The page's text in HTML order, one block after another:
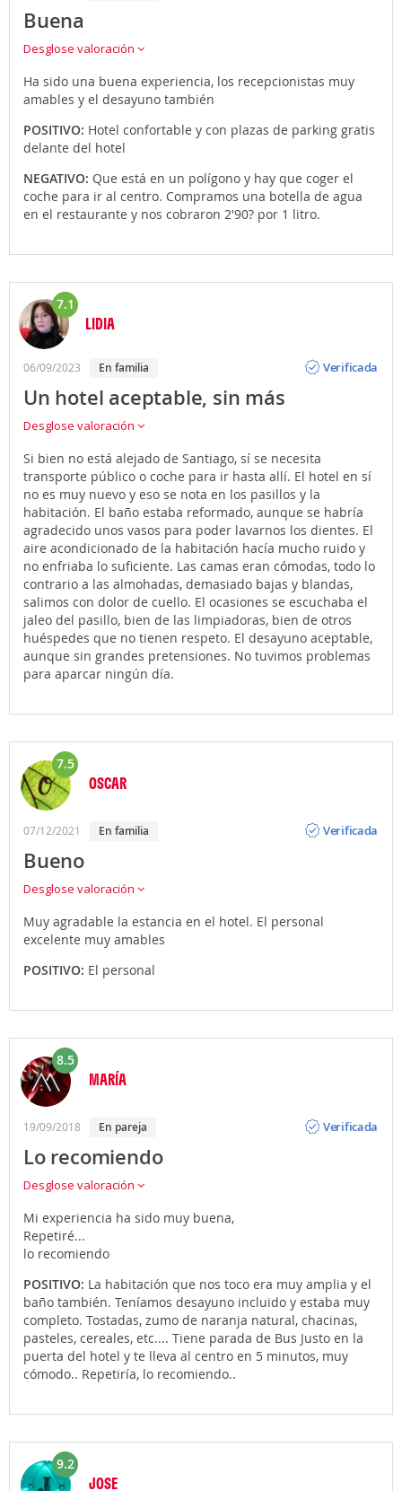
Buena
Desglose valoración
Ha sido una buena experiencia, los recepcionistas muy
amables y el desayuno también
POSITIVO: Hotel confortable y con plazas de parking gratis
delante del hotel
NEGATIVO: Que está en un polígono y hay que coger el
coche para ir al centro. Compramos una botella de agua
en el restaurante y nos cobraron 2'90? por 1 litro.
7.1
LIDIA
06/09/2023 en familia
Verificada
Un hotel aceptable, sin más
Desglose valoración
Si bien no está alejado de Santiago, sí se necesita
transporte público o coche para ir hasta allí. El hotel en sí
no es muy nuevo y eso se nota en los pasillos y la
habitación. El baño estaba reformado, aunque se habría
agradecido unos vasos para poder lavarnos los dientes. El
aire acondicionado de la habitación hacía mucho ruido y
no enfriaba lo suficiente. Las camas eran cómodas, todo lo
contrario a las almohadas, demasiado bajas y blandas,
salimos con dolor de cuello. El ocasiones se escuchaba el
jaleo del pasillo, bien de las limpiadoras, bien de otros
huéspedes que no tienen respeto. El desayuno aceptable,
aunque sin grandes pretensiones. No tuvimos problemas
para aparcar ningún día.
7.5
OSCAR
07/12/2021 en familia
Verificada
Bueno
Desglose valoración
Muy agradable la estancia en el hotel. El personal
excelente muy amables
POSITIVO: El personal
8.5
MARÍA
19/09/2018 en pareja
Verificada
Lo recomiendo
Desglose valoración
Mi experiencia ha sido muy buena,
Repetiré...
lo recomiendo
POSITIVO: La habitación que nos toco era muy amplia y el
baño también. Teníamos desayuno incluido y estaba muy
completo. Tostadas, zumo de naranja natural, chacinas,
pasteles, cereales, etc.... Tiene parada de Bus Justo en la
puerta del hotel y te lleva al centro en 5 minutos, muy
cómodo.. Repetiría, lo recomiendo..
9.2
JOSE